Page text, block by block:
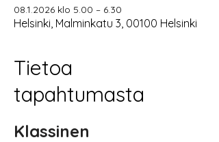
08.1.2026 klo 5.00 – 6.30
Helsinki, Malminkatu 3, 00100 Helsinki
Tietoa
tapahtumasta
Klassinen